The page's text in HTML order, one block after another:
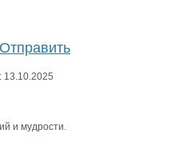
Отправить
: 13.10.2025